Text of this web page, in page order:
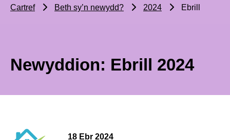
Cartref Beth sy’n newydd? 2024 Ebrill
Newyddion: Ebrill 2024
18 Ebr 2024